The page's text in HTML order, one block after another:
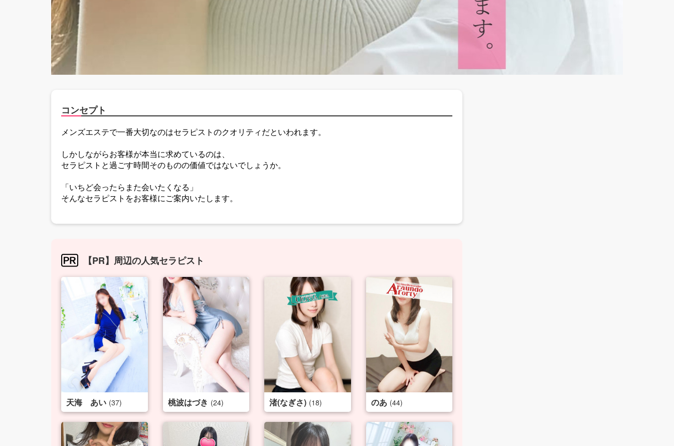
コンセプト
メンズエステで一番大切なのはセラピストのクオリティだといわれます。
しかしながらお客様が本当に求めているのは、
セラピストと過ごす時間そのものの価値ではないでしょうか。
「いちど会ったらまた会いたくなる」
そんなセラピストをお客様にご案内いたします。
【PR】周辺の人気セラピスト
天海 あい (37) 桃波はづき (24) 渚(なぎさ) (18) のあ (44)